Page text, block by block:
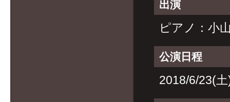
出演
ピアノ：小
公演日程
2018/6/23(